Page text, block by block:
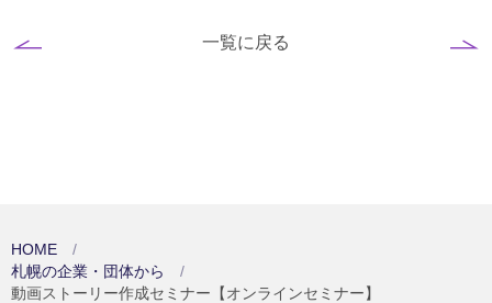
一覧に戻る
HOME
札幌の企業・団体から
動画ストーリー作成セミナー【オンラインセミナー】